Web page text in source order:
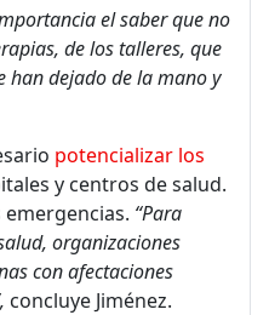
el saber que no
de los talleres, que
han dejado de la mano y
potencializar los
y centros de salud.
“Para
organizaciones
con afectaciones
, concluye Jiménez.